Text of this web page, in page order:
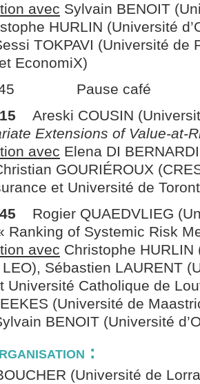
avec Sylvain BENOIT
HURLIN (Université
TOKPAVI (Université de
EconomiX)
Pause café
Areski COUSIN
Extensions of Value-at-
avec Elena DI
GOURIÉROUX
et Université de
Rogier QUAEDVLIEG
Ranking of Systemic Risk
avec Christophe HURLIN
LEO), Sébastien LAURENT
Université Catholique de
(Université de
BENOIT (Université
:
(Université de